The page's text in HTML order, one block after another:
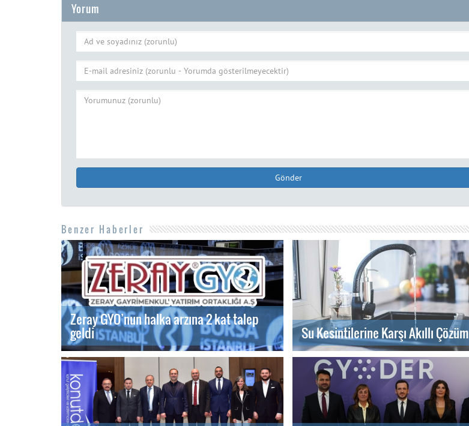
Yorum
Gönder
Benzer Haberler
Zeray GYO’nun halka arzına 2 kat talep
geldi Su Kesintilerine Karşı Akıllı Çözüm